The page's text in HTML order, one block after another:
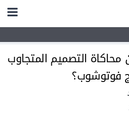
التصميم المتجاوب
فوتوشوب؟